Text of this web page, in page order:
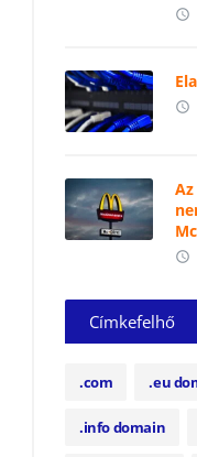
access_time
access_time
access_time
Címkefelhő
.com .eu
.info domain